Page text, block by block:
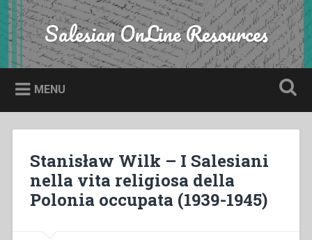
Skip
to
content
Search Salesian OnLine Resources
MENU
Stanisław Wilk – I Salesiani
nella vita religiosa della
Polonia occupata (1939-1945)